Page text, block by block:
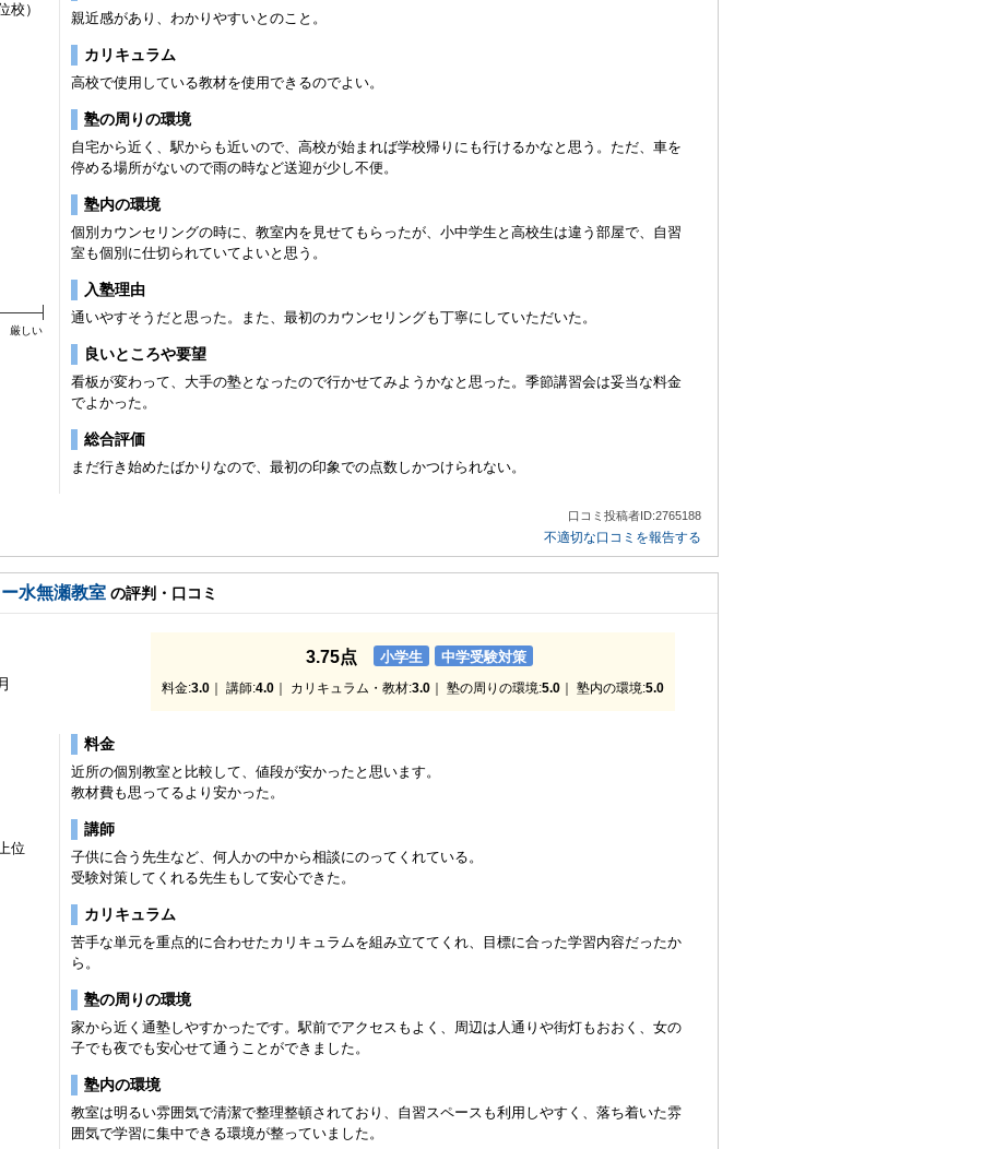
校）
厳しい
親近感があり、わかりやすいとのこと。
カリキュラム
高校で使用している教材を使用できるのでよい。
塾の周りの環境
自宅から近く、駅からも近いので、高校が始まれば学校帰りにも行けるかなと思う。ただ、車を
停める場所がないので雨の時など送迎が少し不便。
塾内の環境
個別カウンセリングの時に、教室内を見せてもらったが、小中学生と高校生は違う部屋で、自習
室も個別に仕切られていてよいと思う。
入塾理由
通いやすそうだと思った。また、最初のカウンセリングも丁寧にしていただいた。
良いところや要望
看板が変わって、大手の塾となったので行かせてみようかなと思った。季節講習会は妥当な料金
でよかった。
総合評価
まだ行き始めたばかりなので、最初の印象での点数しかつけられない。
口コミ投稿者ID:2765188
不適切な口コミを報告する
水無瀬教室 の評判・口コミ
3.75点 小学生 中学受験対策
料金:3.0 ｜ 講師:4.0 ｜ カリキュラム・教材:3.0 ｜ 塾の周りの環境:5.0 ｜ 塾内の環境:5.0
位
料金
近所の個別教室と比較して、値段が安かったと思います。
教材費も思ってるより安かった。
講師
子供に合う先生など、何人かの中から相談にのってくれている。
受験対策してくれる先生もして安心できた。
カリキュラム
苦手な単元を重点的に合わせたカリキュラムを組み立ててくれ、目標に合った学習内容だったか
ら。
塾の周りの環境
家から近く通塾しやすかったです。駅前でアクセスもよく、周辺は人通りや街灯もおおく、女の
子でも夜でも安心せて通うことができました。
塾内の環境
教室は明るい雰囲気で清潔で整理整頓されており、自習スペースも利用しやすく、落ち着いた雰
囲気で学習に集中できる環境が整っていました。